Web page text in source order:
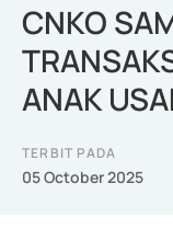
CNKO
ANAK
TERBIT PADA
05 October 2025